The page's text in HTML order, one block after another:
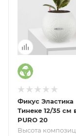
Фикус Эластика
Тинеке 12/35 см
PURO 20
Высота